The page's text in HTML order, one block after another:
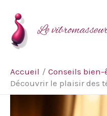
contenu
Le
Accueil
Conseils bien-
Découvrir le plaisir des